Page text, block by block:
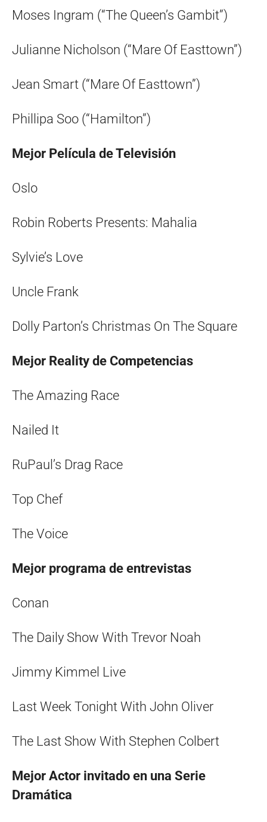
Moses Ingram (“The Queen’s Gambit”)
Julianne Nicholson (“Mare Of Easttown”)
Jean Smart (“Mare Of Easttown”)
Phillipa Soo (“Hamilton”)
Mejor Película de Televisión
Oslo
Robin Roberts Presents: Mahalia
Sylvie’s Love
Uncle Frank
Dolly Parton’s Christmas On The Square
Mejor Reality de Competencias
The Amazing Race
Nailed It
RuPaul’s Drag Race
Top Chef
The Voice
Mejor programa de entrevistas
Conan
The Daily Show With Trevor Noah
Jimmy Kimmel Live
Last Week Tonight With John Oliver
The Last Show With Stephen Colbert
Mejor Actor invitado en una Serie
Dramática